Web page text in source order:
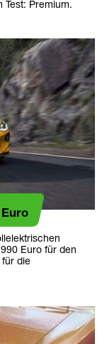
Test: Premium.
Euro für den
für die